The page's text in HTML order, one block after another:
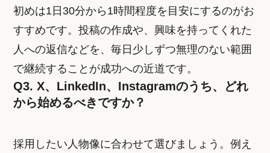
初めは1日30分から1時間程度を目安にするのがお
すすめです。投稿の作成や、興味を持ってくれた
人への返信などを、毎日少しずつ無理のない範囲
で継続することが成功への近道です。
Q3. X、LinkedIn、Instagramのうち、どれ
から始めるべきですか？
採用したい人物像に合わせて選びましょう。例え